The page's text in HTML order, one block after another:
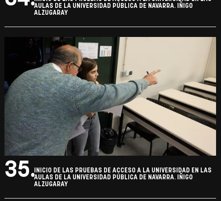
AULAS DE LA UNIVERSIDAD PÚBLICA DE NAVARRA. IÑIGO
ALZUGARAY
35. INICIO DE LAS PRUEBAS DE ACCESO A LA UNIVERSIDAD EN LAS
AULAS DE LA UNIVERSIDAD PÚBLICA DE NAVARRA. IÑIGO
ALZUGARAY